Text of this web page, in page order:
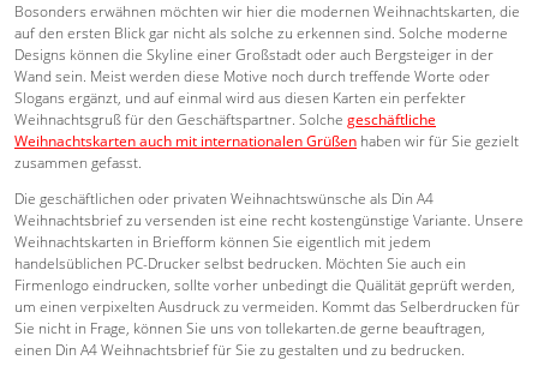
Bosonders erwähnen möchten wir hier die modernen Weihnachtskarten, die
auf den ersten Blick gar nicht als solche zu erkennen sind. Solche moderne
Designs können die Skyline einer Großstadt oder auch Bergsteiger in der
Wand sein. Meist werden diese Motive noch durch treffende Worte oder
Slogans ergänzt, und auf einmal wird aus diesen Karten ein perfekter
Weihnachtsgruß für den Geschäftspartner. Solche geschäftliche
Weihnachtskarten auch mit internationalen Grüßen haben wir für Sie gezielt
zusammen gefasst.
Die geschäftlichen oder privaten Weihnachtswünsche als Din A4
Weihnachtsbrief zu versenden ist eine recht kostengünstige Variante. Unsere
Weihnachtskarten in Briefform können Sie eigentlich mit jedem
handelsüblichen PC-Drucker selbst bedrucken. Möchten Sie auch ein
Firmenlogo eindrucken, sollte vorher unbedingt die Quälität geprüft werden,
um einen verpixelten Ausdruck zu vermeiden. Kommt das Selberdrucken für
Sie nicht in Frage, können Sie uns von tollekarten.de gerne beauftragen,
einen Din A4 Weihnachtsbrief für Sie zu gestalten und zu bedrucken.